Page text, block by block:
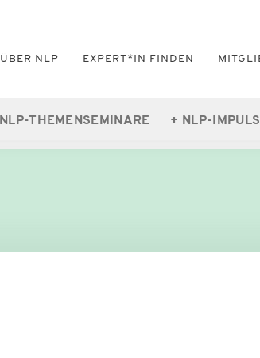
NLP-THEMENSEMINARE NLP-
ÜBER NLP EXPERT*IN FINDEN